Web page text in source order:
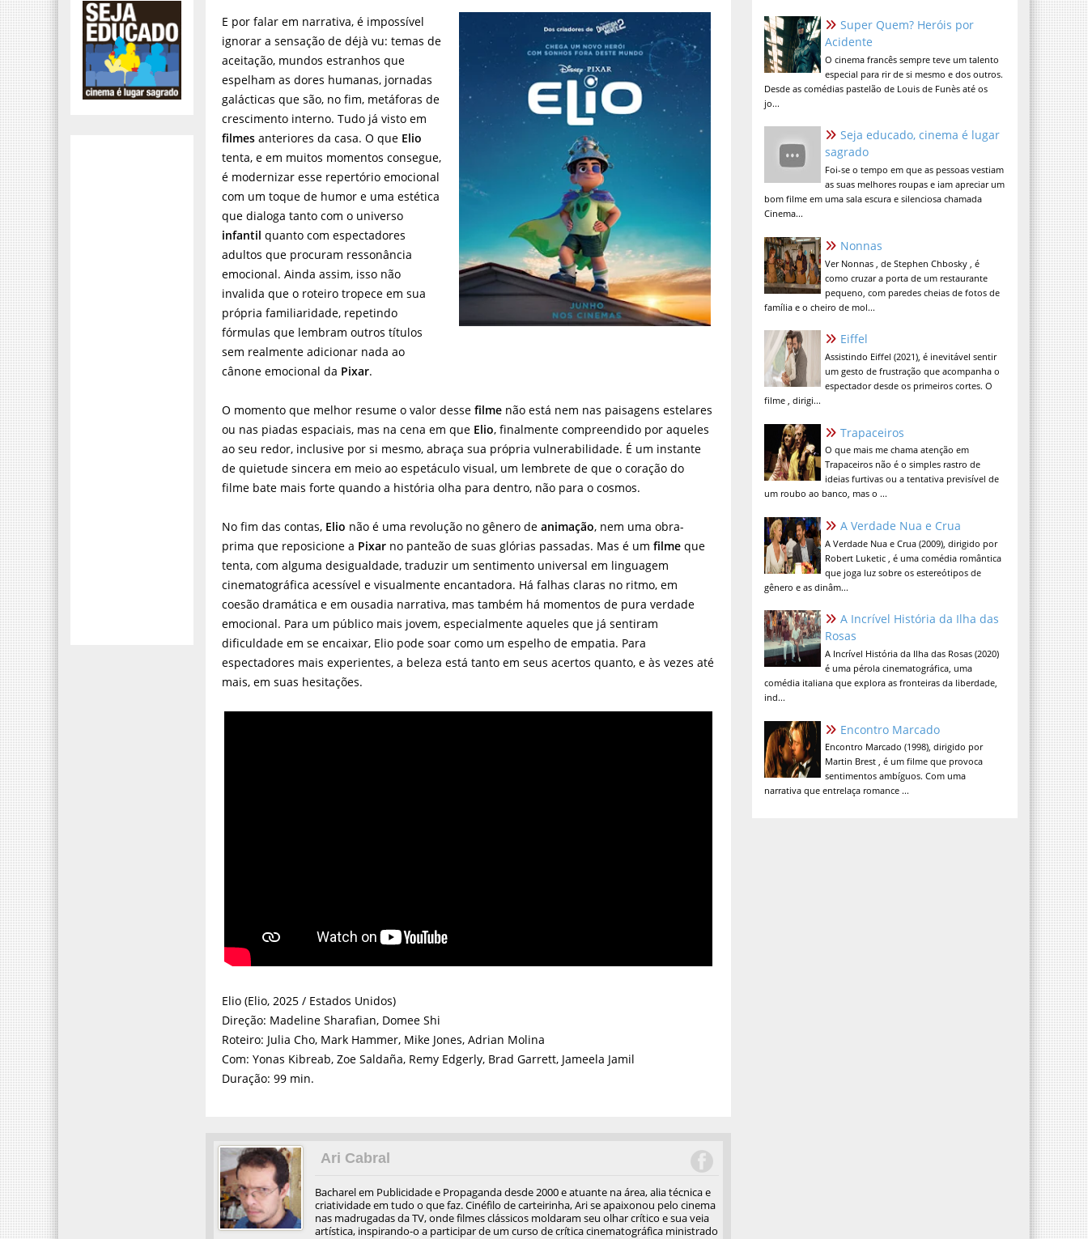
E por falar em narrativa, é impossível
ignorar a sensação de déjà vu: temas de
aceitação, mundos estranhos que
espelham as dores humanas, jornadas
galácticas que são, no fim, metáforas de
crescimento interno. Tudo já visto em
filmes anteriores da casa. O que Elio
tenta, e em muitos momentos consegue,
é modernizar esse repertório emocional
com um toque de humor e uma estética
que dialoga tanto com o universo
infantil quanto com espectadores
adultos que procuram ressonância
emocional. Ainda assim, isso não
invalida que o roteiro tropece em sua
própria familiaridade, repetindo
fórmulas que lembram outros títulos
sem realmente adicionar nada ao
cânone emocional da Pixar.
O momento que melhor resume o valor dessefilme não está nem nas paisagens estelares
ou nas piadas espaciais, mas na cena em que Elio, finalmente compreendido por aqueles
ao seu redor, inclusive por si mesmo, abraça sua própria vulnerabilidade. É um instante
de quietude sincera em meio ao espetáculo visual, um lembrete de que o coração do
filme bate mais forte quando a história olha para dentro, não para o cosmos.
No fim das contas, Elio não é uma revolução no gênero deanimação, nem uma obra-
prima que reposicione a Pixar no panteão de suas glórias passadas. Mas é umfilme que
tenta, com alguma desigualdade, traduzir um sentimento universal em linguagem
cinematográfica acessível e visualmente encantadora. Há falhas claras no ritmo, em
coesão dramática e em ousadia narrativa, mas também há momentos de pura verdade
emocional. Para um público mais jovem, especialmente aqueles que já sentiram
dificuldade em se encaixar, Elio pode soar como um espelho de empatia. Para
espectadores mais experientes, a beleza está tanto em seus acertos quanto, e às vezes até
mais, em suas hesitações.
Elio (Elio, 2025 / Estados Unidos)
Direção: Madeline Sharafian, Domee Shi
Roteiro: Julia Cho, Mark Hammer, Mike Jones, Adrian Molina
Com: Yonas Kibreab, Zoe Saldaña, Remy Edgerly, Brad Garrett, Jameela Jamil
Duração: 99 min.
Ari Cabral
Bacharel em Publicidade e Propaganda desde 2000 e atuante na área, alia técnica e
criatividade em tudo o que faz. Cinéfilo de carteirinha, Ari se apaixonou pelo cinema
nas madrugadas da TV, onde filmes clássicos moldaram seu olhar crítico e sua veia
artística, inspirando-o a participar de um curso de crítica cinematográfica ministrado
Super Quem? Heróis por
Acidente
O cinema francês sempre teve um talento
especial para rir de si mesmo e dos outros.
Desde as comédias pastelão de Louis de Funès até os
jo...
Seja educado, cinema é lugar
sagrado
Foi-se o tempo em que as pessoas vestiam
as suas melhores roupas e iam apreciar um
bom filme em uma sala escura e silenciosa chamada
Cinema...
Nonnas
Ver Nonnas , de Stephen Chbosky , é
como cruzar a porta de um restaurante
pequeno, com paredes cheias de fotos de
família e o cheiro de mol...
Eiffel
Assistindo Eiffel (2021), é inevitável sentir
um gesto de frustração que acompanha o
espectador desde os primeiros cortes. O
filme , dirigi...
Trapaceiros
O que mais me chama atenção em
Trapaceiros não é o simples rastro de
ideias furtivas ou a tentativa previsível de
um roubo ao banco, mas o ...
A Verdade Nua e Crua
A Verdade Nua e Crua (2009), dirigido por
Robert Luketic , é uma comédia romântica
que joga luz sobre os estereótipos de
gênero e as dinâm...
A Incrível História da Ilha das
Rosas
A Incrível História da Ilha das Rosas (2020)
é uma pérola cinematográfica, uma
comédia italiana que explora as fronteiras da liberdade,
ind...
Encontro Marcado
Encontro Marcado (1998), dirigido por
Martin Brest , é um filme que provoca
sentimentos ambíguos. Com uma
narrativa que entrelaça romance ...